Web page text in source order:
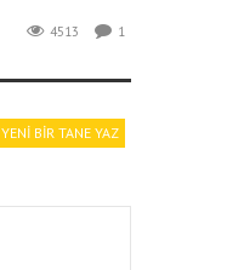
4513 1
YENI BIR TANE YAZ